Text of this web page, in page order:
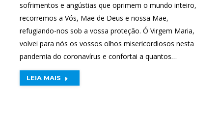
sofrimentos e angústias que oprimem o mundo inteiro,
recorremos a Vós, Mãe de Deus e nossa Mãe,
refugiando-nos sob a vossa proteção. Ó Virgem Maria,
volvei para nós os vossos olhos misericordiosos nesta
pandemia do coronavírus e confortai a quantos…
LEIA MAIS